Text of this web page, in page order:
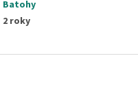
Batohy
2 roky